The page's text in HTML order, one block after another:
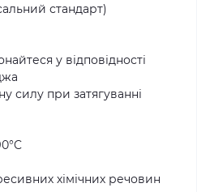
стандарт)
у відповідності
силу при затягуванні
хімічних речовин